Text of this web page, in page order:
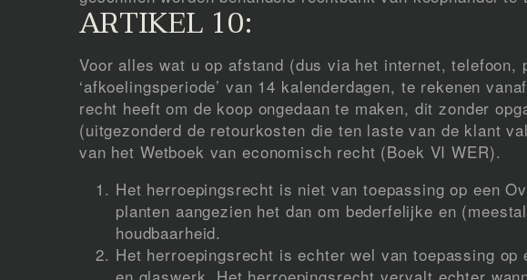
ARTIKEL 10:
Voor alles wat u op afstand (dus via het internet,
‘afkoelingsperiode’ van 14 kalenderdagen, te rekenen
recht heeft om de koop ongedaan te maken, dit zonder
(uitgezonderd de retourkosten die ten laste van de klant
van het Wetboek van economisch recht (Boek VI WER).
Het herroepingsrecht is niet van toepassing op een
planten aangezien het dan om bederfelijke en
houdbaarheid.
Het herroepingsrecht is echter wel van toepassing